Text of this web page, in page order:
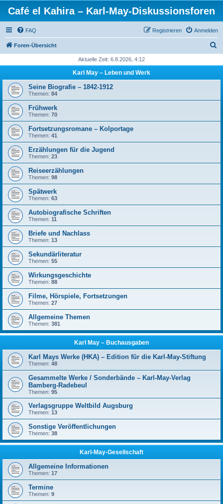
Café el Kahira – Karl-May-Diskussionsforen
FAQ Anmelden
Registrieren
Foren-Übersicht
h
Aktuelle Zeit: 6.8.2026, 4:12
Karl May – Leben und Werk
Seine Biografie – 1842-1912
Themen: 84
Frühwerk
Themen: 70
Fortsetzungsromane – Kolportage
Themen: 41
Erzählungen für die Jugend
Themen: 23
Reiseerzählungen
Themen: 98
Spätwerk
Themen: 63
Autobiografische Schriften
Themen: 11
Briefe und Nachlass
Themen: 13
Sekundärliteratur
Themen: 55
Wirkungsgeschichte
Themen: 88
Filme, Hörspiele, Fortsetzungen
Themen: 27
Allgemeine Themen
Themen: 381
Karl May – Buchausgaben
Karl Mays Werke (HKA) – Edition für die Karl-May-Stiftung
Themen: 48
Gesammelte Werke / Sonderbände – Karl-May-Verlag
Bamberg-Radebeul
Themen: 95
Verlagsgruppe Weltbild Augsburg
Themen: 13
Sonstige Veröffentlichungen
Themen: 38
Karl-May-Gesellschaft
Allgemeine Informationen
Themen: 17
Termine
Themen: 9